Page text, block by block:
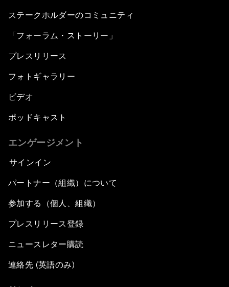
ステークホルダーのコミュニティ
「フォーラム・ストーリー」
プレスリリース
フォトギャラリー
ビデオ
ポッドキャスト
エンゲージメント
サインイン
パートナー（組織）について
参加する（個人、組織）
プレスリリース登録
ニュースレター購読
連絡先 (英語のみ)